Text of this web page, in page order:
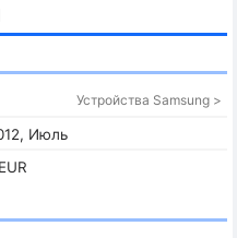
Устройства Samsung >
Июль